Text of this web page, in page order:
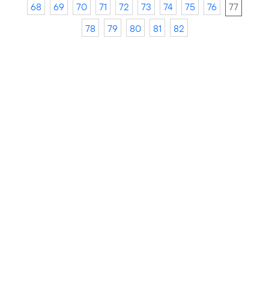
68
69 70 71 72 73 74 75 76
77
78
79 80 81 82